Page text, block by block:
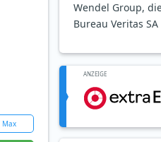
Max
Wendel Group,
Bureau Veritas
ANZEIGE